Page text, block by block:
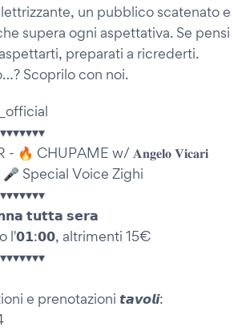
un pubblico scatenato e
supera ogni aspettativa. Se pensi
preparati a ricrederti.
Scoprilo con noi.
🔥 CHUPAME w/ 𝐀𝐧𝐠𝐞𝐥𝐨 𝐕𝐢𝐜𝐚𝐫𝐢
🎤 Special Voice Zighi
𝘁𝘂𝘁𝘁𝗮 𝘀𝗲𝗿𝗮
l'𝟬𝟭:𝟬𝟬, altrimenti 15€
e prenotazioni 𝙩𝙖𝙫𝙤𝙡𝙞: